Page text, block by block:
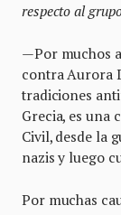
respecto al
—Por muchos
contra Aurora
tradiciones
Grecia, es una
Civil, desde la
nazis y luego
Por muchas